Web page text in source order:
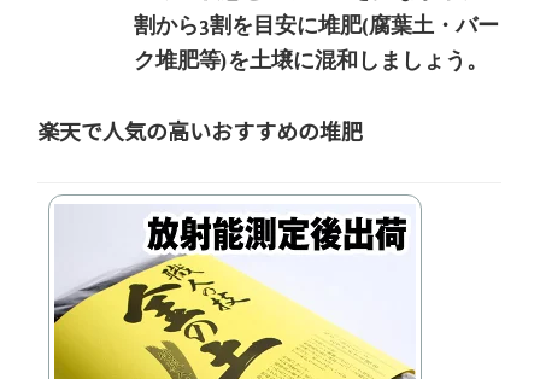
割から3割を目安に堆肥(腐葉土・バー
ク堆肥等)を土壌に混和しましょう。
楽天で人気の高いおすすめの堆肥